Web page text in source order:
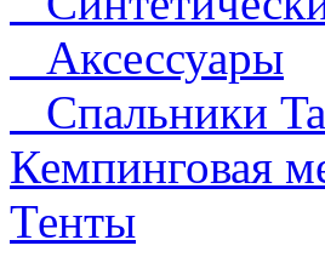
Аксессуары
Спальники
Кемпинговая
Тенты